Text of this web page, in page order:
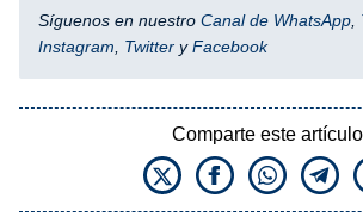
Síguenos en nuestro Canal de WhatsApp,
Instagram, Twitter yFacebook
Comparte este artículo